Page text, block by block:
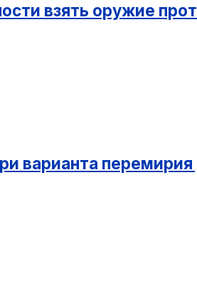
взять оружие
варианта перемирия